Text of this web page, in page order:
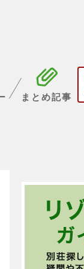
まとめ記事